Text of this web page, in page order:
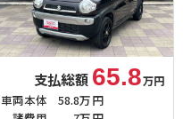
支払総額 65.8万円
車両本体
58.8万円